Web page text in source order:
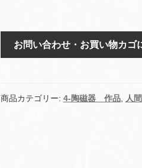
1
お問い合わせ・お買い物カゴ
商品カテゴリー: 4-陶磁器 作品, 人